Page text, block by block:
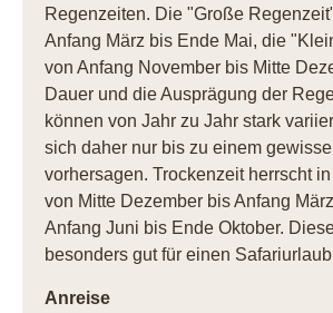
Regenzeiten. Die "Große
Anfang März bis Ende Mai, die
von Anfang November bis Mitte
Dauer und die Ausprägung der
können von Jahr zu Jahr stark
sich daher nur bis zu einem
vorhersagen. Trockenzeit herrscht
von Mitte Dezember bis Anfang
Anfang Juni bis Ende Oktober.
besonders gut für einen
Anreise